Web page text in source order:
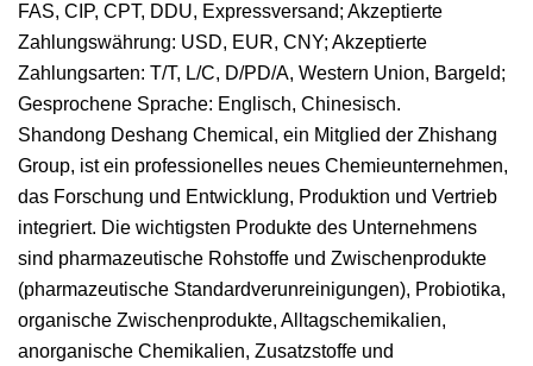
FAS, CIP, CPT, DDU, Expressversand; Akzeptierte
Zahlungswährung: USD, EUR, CNY; Akzeptierte
Zahlungsarten: T/T, L/C, D/PD/A, Western Union, Bargeld;
Gesprochene Sprache: Englisch, Chinesisch.
Shandong Deshang Chemical, ein Mitglied der Zhishang
Group, ist ein professionelles neues Chemieunternehmen,
das Forschung und Entwicklung, Produktion und Vertrieb
integriert. Die wichtigsten Produkte des Unternehmens
sind pharmazeutische Rohstoffe und Zwischenprodukte
(pharmazeutische Standardverunreinigungen), Probiotika,
organische Zwischenprodukte, Alltagschemikalien,
anorganische Chemikalien, Zusatzstoffe und